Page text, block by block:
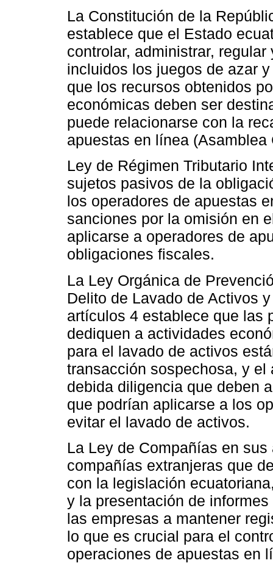
La Constitución de la
establece que el Estado
controlar, administrar,
incluidos los juegos de azar
que los recursos obtenidos
económicas deben ser
puede relacionarse con la
apuestas en línea
Ley de Régimen Tributario
sujetos pasivos de la
los operadores de apuestas
sanciones por la omisión en
aplicarse a operadores de
obligaciones fiscales.
La Ley Orgánica de
Delito de Lavado de Activos
artículos 4 establece que las
dediquen a actividades
para el lavado de activos
transacción sospechosa, y
debida diligencia que deben
que podrían aplicarse a los
evitar el lavado de activos.
La Ley de Compañías en
compañías extranjeras que
con la legislación
y la presentación de
las empresas a mantener
lo que es crucial para el
operaciones de apuestas en